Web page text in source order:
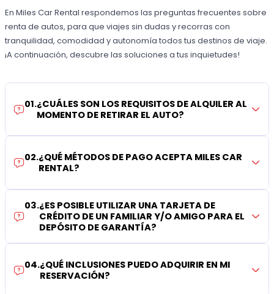
En Miles Car Rental respondemos las preguntas frecuentes sobre
renta de autos, para que viajes sin dudas y recorras con
tranquilidad, comodidad y autonomía todos tus destinos de viaje.
¡A continuación, descubre las soluciones a tus inquietudes!
01.¿CUÁLES SON LOS REQUISITOS DE ALQUILER AL
MOMENTO DE RETIRAR EL AUTO?
02.¿QUÉ MÉTODOS DE PAGO ACEPTA MILES CAR
RENTAL?
03.¿ES POSIBLE UTILIZAR UNA TARJETA DE
CRÉDITO DE UN FAMILIAR Y/O AMIGO PARA EL
DEPÓSITO DE GARANTÍA?
04.¿QUÉ INCLUSIONES PUEDO ADQUIRIR EN MI
RESERVACIÓN?